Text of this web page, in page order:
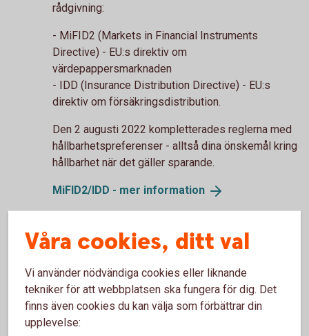
rådgivning:
- MiFID2 (Markets in Financial Instruments
Directive) - EU:s direktiv om
värdepappersmarknaden
- IDD (Insurance Distribution Directive) - EU:s
direktiv om försäkringsdistribution.
Den 2 augusti 2022 kompletterades reglerna med
hållbarhetspreferenser - alltså dina önskemål kring
hållbarhet när det gäller sparande.
MiFID2/IDD - mer information
Våra cookies, ditt val
Vi använder nödvändiga cookies eller liknande
tekniker för att webbplatsen ska fungera för dig. Det
finns även cookies du kan välja som förbättrar din
upplevelse: